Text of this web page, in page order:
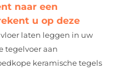
naar een
u op deze
laten leggen in uw
tegelvoer aan
keramische tegels